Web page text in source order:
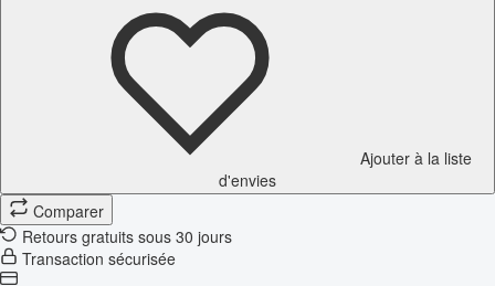
Ajouter à la liste
d'envies
Comparer
Retours gratuits sous 30 jours
Transaction sécurisée